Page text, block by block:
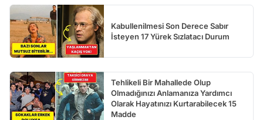
Kabullenilmesi Son Derece Sabır
İsteyen 17 Yürek Sızlatacı Durum
Tehlikeli Bir Mahallede Olup
Olmadığınızı Anlamanıza Yardımcı
Olarak Hayatınızı Kurtarabilecek 15
Madde